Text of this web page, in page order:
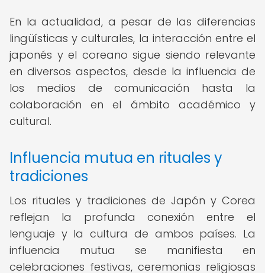
En la actualidad, a pesar de las diferencias
lingüísticas y culturales, la interacción entre el
japonés y el coreano sigue siendo relevante
en diversos aspectos, desde la influencia de
los medios de comunicación hasta la
colaboración en el ámbito académico y
cultural.
Influencia mutua en rituales y
tradiciones
Los rituales y tradiciones de Japón y Corea
reflejan la profunda conexión entre el
lenguaje y la cultura de ambos países. La
influencia mutua se manifiesta en
celebraciones festivas, ceremonias religiosas